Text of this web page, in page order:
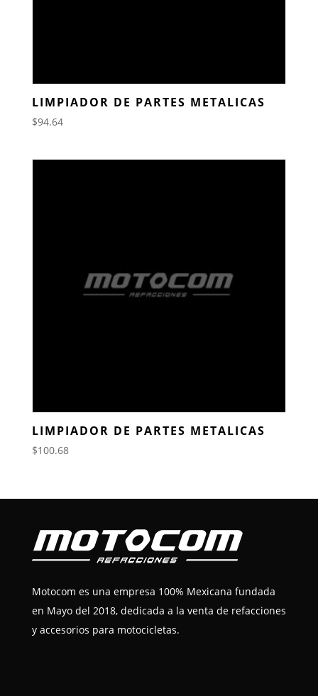
LIMPIADOR DE PARTES METALICAS
$94.64
LIMPIADOR DE PARTES METALICAS
$100.68
Motocom es una empresa 100% Mexicana fundada
en Mayo del 2018, dedicada a la venta de refacciones
y accesorios para motocicletas.